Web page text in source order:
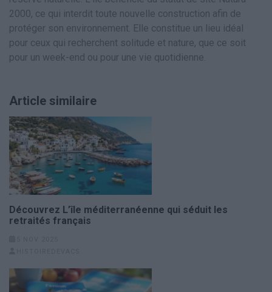
2000, ce qui interdit toute nouvelle construction afin de
protéger son environnement. Elle constitue un lieu idéal
pour ceux qui recherchent solitude et nature, que ce soit
pour un week-end ou pour une vie quotidienne.
Article similaire
Découvrez L’île méditerranéenne qui séduit les
retraités français